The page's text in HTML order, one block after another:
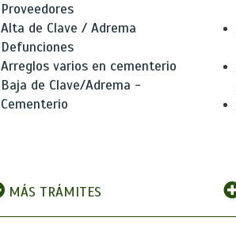
Proveedores
Alta de Clave / Adrema
Defunciones
Arreglos varios en cementerio
Baja de Clave/Adrema -
Cementerio
MÁS TRÁMITES